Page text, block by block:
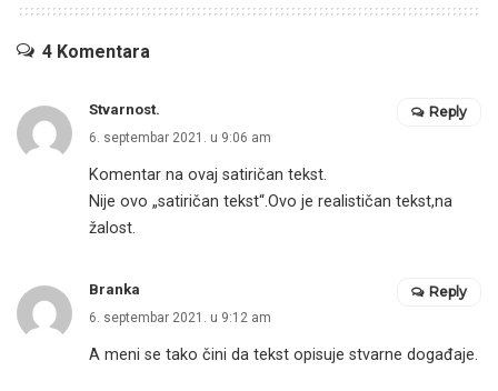
4 Komentara
Stvarnost.
6. septembar 2021. u 9:06 am
Komentar na ovaj satiričan tekst.
Nije ovo „satiričan tekst“.Ovo je realističan tekst,na
žalost.
Reply
Branka
6. septembar 2021. u 9:12 am
A meni se tako čini da tekst opisuje stvarne događaje.
Reply